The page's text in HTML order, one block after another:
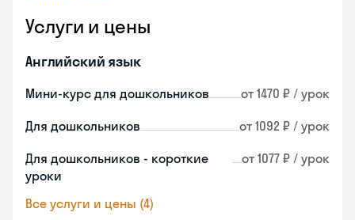
Услуги и цены
Английский язык
Мини-курс для дошкольников от 1470 ₽ / урок
Для дошкольников от 1092 ₽ / урок
Для дошкольников - короткие
уроки
от 1077 ₽ / урок
Все услуги и цены (4)